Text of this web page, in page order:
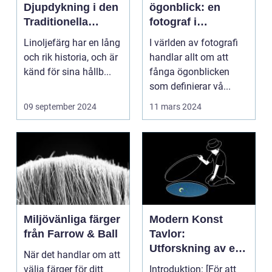
Djupdykning i den
Traditionella
Målartekniken
Linoljefärg har en lång
och rik historia, och är
känd för sina hållb...
09 september 2024
ögonblick: en
fotograf i
Norrköping
I världen av fotografi
handlar allt om att
fånga ögonblicken
som definierar vå...
11 mars 2024
Miljövänliga färger
från Farrow & Ball
När det handlar om att
välja färger för ditt
Modern Konst
Tavlor:
Utforskning av ett
Kreativt Uttryck
Introduktion: [För att